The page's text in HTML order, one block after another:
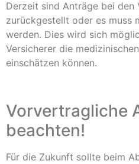
Derzeit sind Anträge bei den
zurückgestellt oder es muss
werden. Dies wird sich
Versicherer die
einschätzen können.
Vorvertragliche
beachten!
Für die Zukunft sollte beim